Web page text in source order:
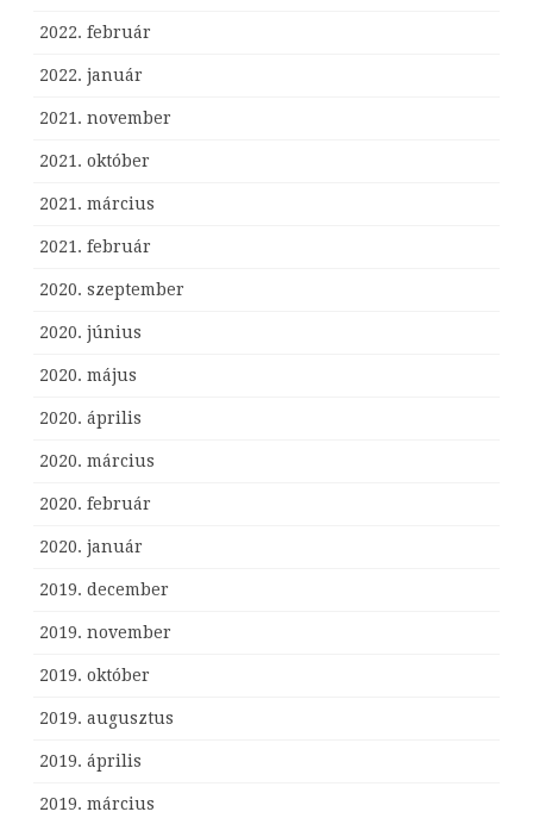
2022. február
2022. január
2021. november
2021. október
2021. március
2021. február
2020. szeptember
2020. június
2020. május
2020. április
2020. március
2020. február
2020. január
2019. december
2019. november
2019. október
2019. augusztus
2019. április
2019. március